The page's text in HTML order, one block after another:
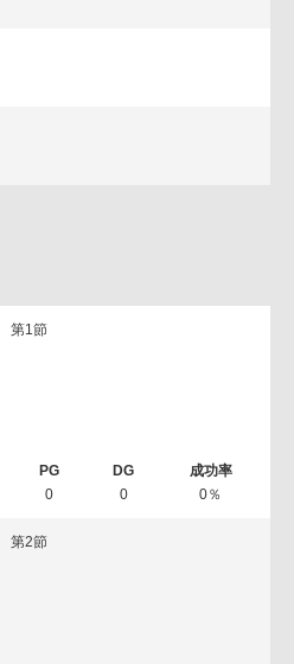
第1節
0 0 0％
第2節